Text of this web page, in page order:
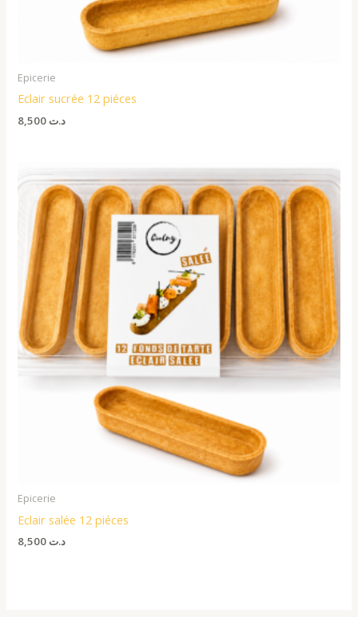
Epicerie
Eclair sucrée 12 piéces
د.ت
Epicerie
Eclair salée 12 piéces
د.ت